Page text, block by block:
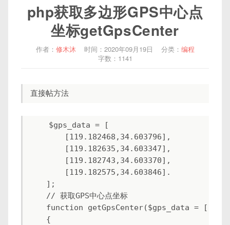
php获取多边形GPS中心点
坐标getGpsCenter
作者： 修木沐 时间：2020年09月19日 分类： 编程
字数：1141
    $gps_data = [
        [119.182468,34.603796],
        [119.182635,34.603347],
        [119.182743,34.603370],
        [119.182575,34.603846].
    ];
    // 获取GPS中心点坐标
    function getGpsCenter($gps_data = [])
    {